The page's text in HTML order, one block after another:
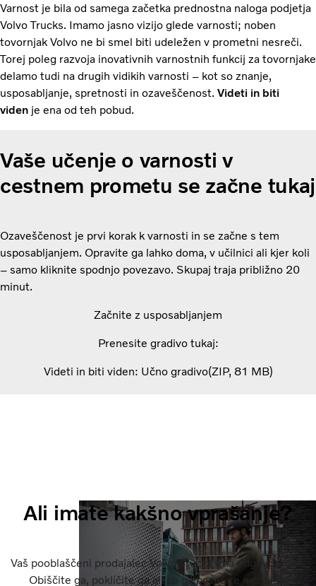
Varnost je bila od samega začetka prednostna naloga podjetja
Volvo Trucks. Imamo jasno vizijo glede varnosti; noben
tovornjak Volvo ne bi smel biti udeležen v prometni nesreči.
Torej poleg razvoja inovativnih varnostnih funkcij za tovornjake
delamo tudi na drugih vidikih varnosti – kot so znanje,
usposabljanje, spretnosti in ozaveščenost. Videti in biti
viden je ena od teh pobud.
Vaše učenje o varnosti v
cestnem prometu se začne tukaj
Ozaveščenost je prvi korak k varnosti in se začne s tem
usposabljanjem. Opravite ga lahko doma, v učilnici ali kjer koli
– samo kliknite spodnjo povezavo. Skupaj traja približno 20
minut.
Začnite z usposabljanjem
Prenesite gradivo tukaj:
Videti in biti viden: Učno gradivo ZIP 81 MB
Ali imate kakšno vprašanje?
Vaš pooblaščeni prodajalec Volvo Trucks ima odgovor nanj.
Obiščite ga, pokličite ga ali pa ga povabite na obisk.